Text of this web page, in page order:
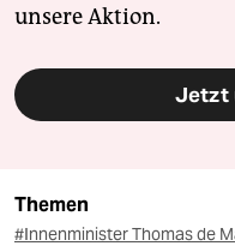
unsere Aktion.
Jetzt
Themen
#Innenminister Thomas de